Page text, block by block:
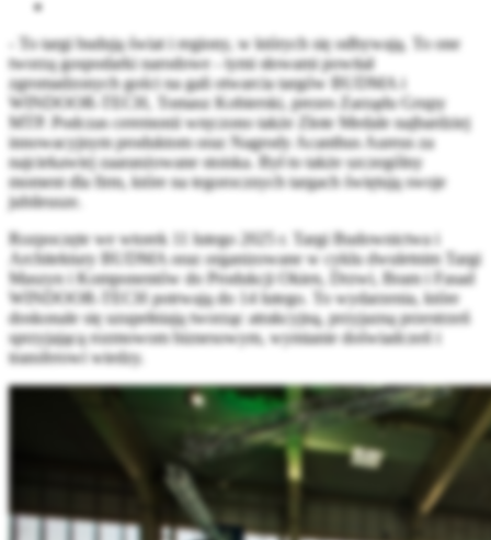
- To targi budują świat i regiony, w których się odbywają. To one
tworzą gospodarki narodowe - tymi słowami powitał
zgromadzonych gości na gali otwarcia targów BUDMA i
WINDOOR-TECH, Tomasz Kobierski, prezes Zarządu Grupy
MTP. Podczas ceremonii wręczono także Złote Medale najbardziej
innowacyjnym produktom oraz Nagrody Acanthus Aureus za
najciekawiej zaaranżowane stoiska. Był to także szczególny
moment dla firm, które na tegorocznych targach świętują swoje
jubileusze.
Rozpoczęte we wtorek 11 lutego 2025 r. Targi Budownictwa i
Architektury BUDMA oraz organizowane w cyklu dwuletnim Targi
Maszyn i Komponentów do Produkcji Okien, Drzwi, Bram i Fasad
WINDOOR-TECH potrwają do 14 lutego. To wydarzenia, które
doskonale się uzupełniają tworząc atrakcyjną, przyjazną przestrzeń
sprzyjającą rozmowom biznesowym, wymianie doświadczeń i
transferowi wiedzy.